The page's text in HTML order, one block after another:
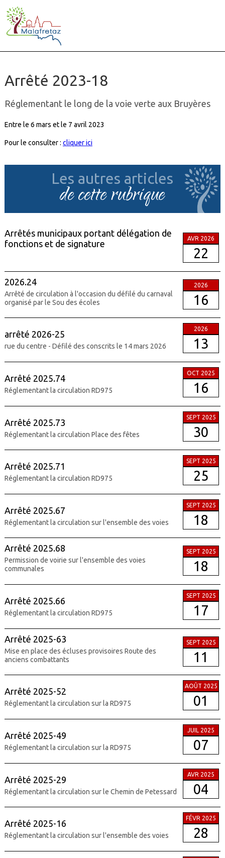
Arrêté 2023-18
Réglementant le long de la voie verte aux Bruyères
Entre le 6 mars et le 7 avril 2023
Pour le consulter : cliquer ici
Les autres articles
de cette rubrique
Arrêtés municipaux portant délégation de
fonctions et de signature
AVR 2026
22
2026.24
Arrêté de circulation à l'occasion du défilé du carnaval
organisé par le Sou des écoles
2026
16
arrêté 2026-25
rue du centre - Défilé des conscrits le 14 mars 2026
2026
13
Arrêté 2025.74
Réglementant la circulation RD975
OCT 2025
16
Arrêté 2025.73
Réglementant la circulation Place des fêtes
SEPT 2025
30
Arrêté 2025.71
Réglementant la circulation RD975
SEPT 2025
25
Arrêté 2025.67
Réglementant la circulation sur l'ensemble des voies
SEPT 2025
18
Arrêté 2025.68
Permission de voirie sur l'ensemble des voies
communales
SEPT 2025
18
Arrêté 2025.66
Réglementant la circulation RD975
SEPT 2025
17
Arrêté 2025-63
Mise en place des écluses provisoires Route des
anciens combattants
SEPT 2025
11
Arrêté 2025-52
Réglementant la circulation sur la RD975
AOÛT 2025
01
Arrêté 2025-49
Réglementant la circulation sur la RD975
JUIL 2025
07
Arrêté 2025-29
Réglementant la circulation sur le Chemin de Petessard
AVR 2025
04
Arrêté 2025-16
Réglementant la circulation sur l'ensemble des voies
FÉVR 2025
28